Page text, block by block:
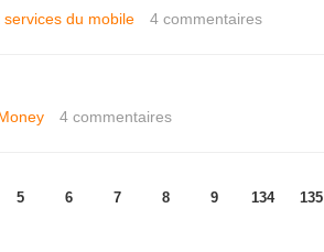
services du mobile 4 commentaires
4 commentaires
5 6 7 8 9 134 135